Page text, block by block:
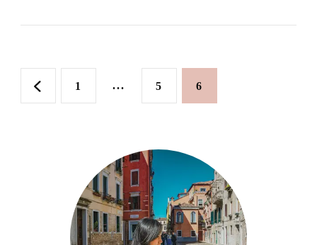
Chu
Cha
Dan
文
章
Page
1 ... Page
5 Page
6